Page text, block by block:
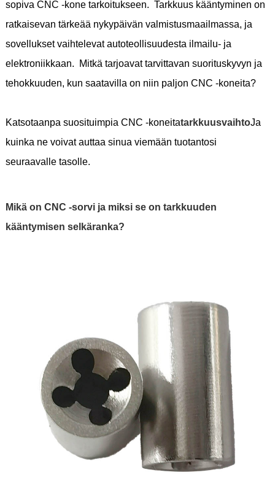
sopiva CNC -kone tarkoitukseen. Tarkkuus kääntyminen on
ratkaisevan tärkeää nykypäivän valmistusmaailmassa, ja
sovellukset vaihtelevat autoteollisuudesta ilmailu- ja
elektroniikkaan. Mitkä tarjoavat tarvittavan suorituskyvyn ja
tehokkuuden, kun saatavilla on niin paljon CNC -koneita?
Katsotaanpa suosituimpia CNC -koneitatarkkuusvaihtoJa
kuinka ne voivat auttaa sinua viemään tuotantosi
seuraavalle tasolle.
Mikä on CNC -sorvi ja miksi se on tarkkuuden
kääntymisen selkäranka?